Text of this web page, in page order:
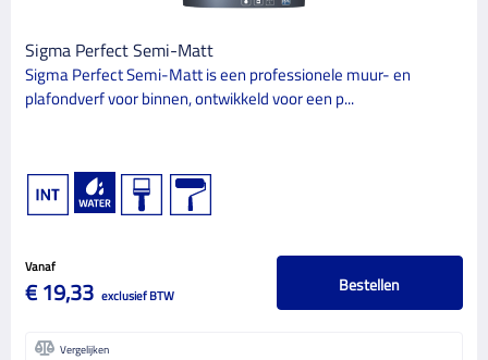
Sigma Perfect Semi-Matt
Sigma Perfect Semi-Matt is een professionele muur- en
plafondverf voor binnen, ontwikkeld voor een p...
Vanaf
€ 19,33 exclusief BTW Bestellen
Vergelijken